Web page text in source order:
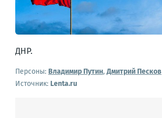
ДНР.
Персоны: Владимир Путин,Дмитрий Песков
Источник: Lenta.ru